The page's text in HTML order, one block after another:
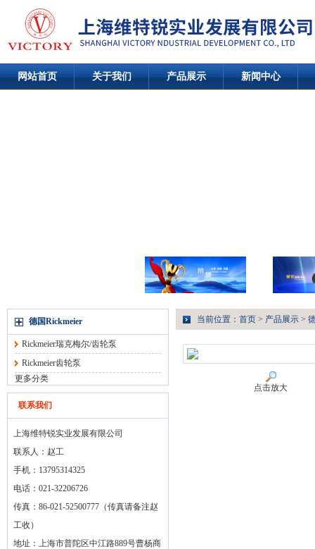
网站首页 关于我们 产品展示 新闻中心
德国Rickmeier
Rickmeier瑞克梅尔/齿轮泵
Rickmeier齿轮泵
更多分类
联系我们
上海维特锐实业发展有限公司
联系人：赵工
手机：13795314325
电话：021-32206726
传真：86-021-52500777（传真请备注赵
工收）
地址：上海市普陀区中江路889号曹杨商
当前位置： 首页 > 产品展示 >
点击放大